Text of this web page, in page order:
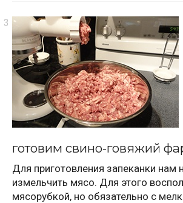
готовим свино-говяжий
Для приготовления запеканки нам
измельчить мясо. Для этого
мясорубкой, но обязательно с